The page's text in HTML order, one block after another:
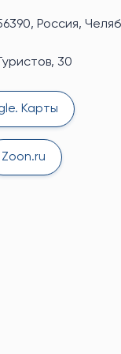
Россия,
30
Карты
Zoon.ru